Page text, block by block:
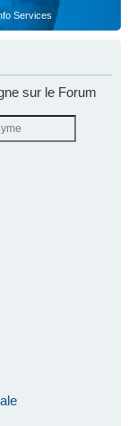
Services
sur le Forum